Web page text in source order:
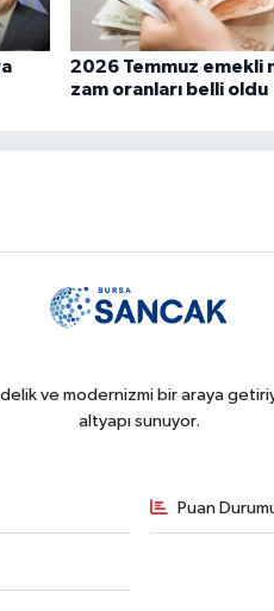
2026 Temmuz emekli
zam oranları belli oldu
ve modernizmi bir araya
altyapı sunuyor.
Puan